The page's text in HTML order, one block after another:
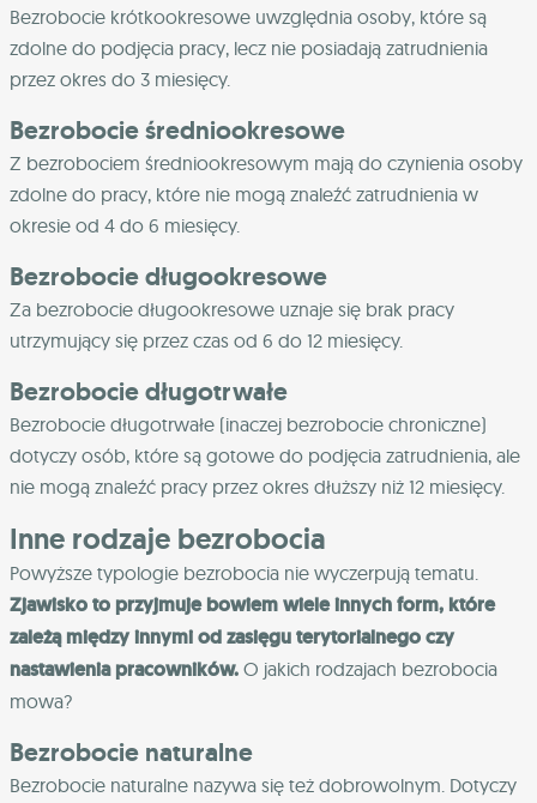
Bezrobocie krótkookresowe uwzględnia osoby, które są
zdolne do podjęcia pracy, lecz nie posiadają zatrudnienia
przez okres do 3 miesięcy.
Bezrobocie średniookresowe
Z bezrobociem średniookresowym mają do czynienia osoby
zdolne do pracy, które nie mogą znaleźć zatrudnienia w
okresie od 4 do 6 miesięcy.
Bezrobocie długookresowe
Za bezrobocie długookresowe uznaje się brak pracy
utrzymujący się przez czas od 6 do 12 miesięcy.
Bezrobocie długotrwałe
Bezrobocie długotrwałe (inaczej bezrobocie chroniczne)
dotyczy osób, które są gotowe do podjęcia zatrudnienia, ale
nie mogą znaleźć pracy przez okres dłuższy niż 12 miesięcy.
Inne rodzaje bezrobocia
Powyższe typologie bezrobocia nie wyczerpują tematu.
Zjawisko to przyjmuje bowiem wiele innych form, które
zależą między innymi od zasięgu terytorialnego czy
nastawienia pracowników. O jakich rodzajach bezrobocia
mowa?
Bezrobocie naturalne
Bezrobocie naturalne nazywa się też dobrowolnym. Dotyczy